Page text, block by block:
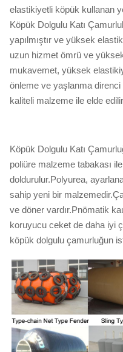
elastikiyetli köpük kullanan
Köpük Dolgulu Katı
yapılmıştır ve yüksek
uzun hizmet ömrü ve
mukavemet, yüksek
önleme ve yaşlanma
kaliteli malzeme ile elde
Köpük Dolgulu Katı
poliüre malzeme tabakası
doldurulur.Polyurea,
sahip yeni bir
ve döner vardır.Pnömatik
koruyucu ceket de daha iyi
köpük dolgulu çamurluğun